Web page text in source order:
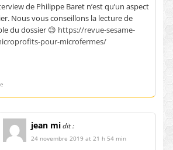
de Philippe Baret n’est qu’un aspect
Nous vous conseillons la lecture de
du dossier 😉 https://revue-sesame-
pour-microfermes/
jean mi dit :
24 novembre 2019 at 21 h 54 min